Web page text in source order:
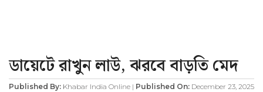
ডায়েটে রাখুন লাউ, ঝরবে বাড়তি মেদ
Published By: Khabar India Online | Published On: December 23, 2025